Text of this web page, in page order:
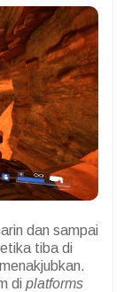
dan sampai
tiba di
di platforms